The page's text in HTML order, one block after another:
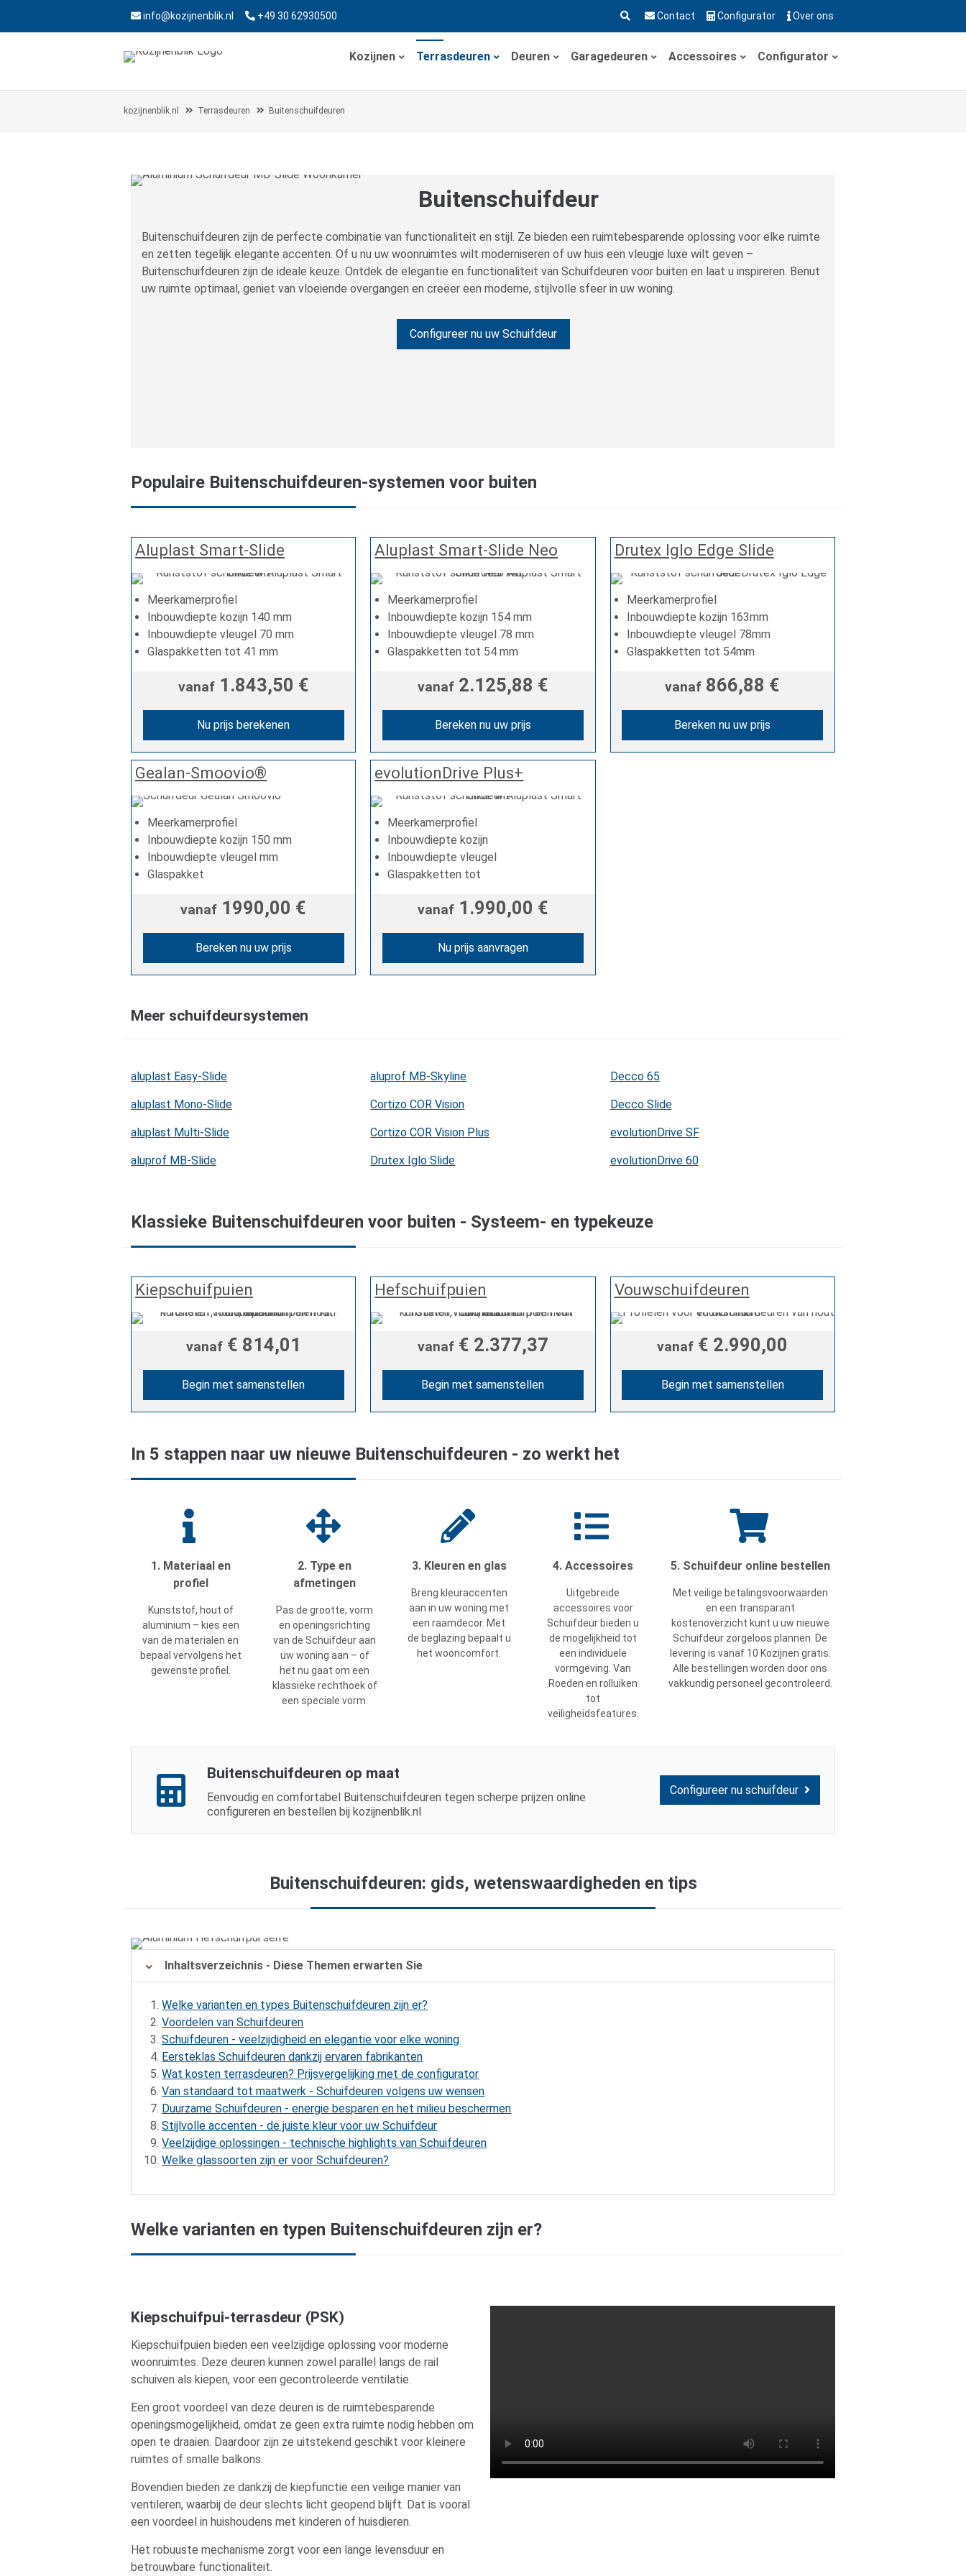
info@kozijnenblik.nl +49 30 62930500 Contact Configurator Over ons
Kozijnen Terrasdeuren Deuren Garagedeuren Accessoires Configurator
kozijnenblik.nl Terrasdeuren Buitenschuifdeuren
Buitenschuifdeur
Buitenschuifdeuren zijn de perfecte combinatie van functionaliteit en stijl. Ze bieden een ruimtebesparende oplossing voor elke ruimte
en zetten tegelijk elegante accenten. Of u nu uw woonruimtes wilt moderniseren of uw huis een vleugje luxe wilt geven –
Buitenschuifdeuren zijn de ideale keuze. Ontdek de elegantie en functionaliteit van Schuifdeuren voor buiten en laat u inspireren. Benut
uw ruimte optimaal, geniet van vloeiende overgangen en creëer een moderne, stijlvolle sfeer in uw woning.
Configureer nu uw Schuifdeur
Populaire Buitenschuifdeuren-systemen voor buiten
Aluplast Smart-Slide
Meerkamerprofiel
Inbouwdiepte kozijn 140 mm
Inbouwdiepte vleugel 70 mm
Glaspakketten tot 41 mm
vanaf1.843,50 €
Nu prijs berekenen
Aluplast Smart-Slide Neo
Meerkamerprofiel
Inbouwdiepte kozijn 154 mm
Inbouwdiepte vleugel 78 mm
Glaspakketten tot 54 mm
vanaf2.125,88 €
Bereken nu uw prijs
Drutex Iglo Edge Slide
Meerkamerprofiel
Inbouwdiepte kozijn 163mm
Inbouwdiepte vleugel 78mm
Glaspakketten tot 54mm
vanaf 866,88 €
Bereken nu uw prijs
Gealan-Smoovio®
Meerkamerprofiel
Inbouwdiepte kozijn 150 mm
Inbouwdiepte vleugel mm
Glaspakket
vanaf 1990,00 €
Bereken nu uw prijs
evolutionDrive Plus+
Meerkamerprofiel
Inbouwdiepte kozijn
Inbouwdiepte vleugel
Glaspakketten tot
vanaf1.990,00 €
Nu prijs aanvragen
Meer schuifdeursystemen
aluplast Easy-Slide
aluplast Mono-Slide
aluplast Multi-Slide
aluprof MB-Slide
aluprof MB-Skyline
Cortizo COR Vision
Cortizo COR Vision Plus
Drutex Iglo Slide
Decco 65
Decco Slide
evolutionDrive SF
evolutionDrive 60
Klassieke Buitenschuifdeuren voor buiten - Systeem- en typekeuze
Kiepschuifpuien
vanaf€ 814,01
Begin met samenstellen
Hefschuifpuien
vanaf€ 2.377,37
Begin met samenstellen
Vouwschuifdeuren
vanaf € 2.990,00
Begin met samenstellen
In 5 stappen naar uw nieuwe Buitenschuifdeuren - zo werkt het
1. Materiaal en
profiel
Kunststof, hout of
aluminium – kies een
van de materialen en
bepaal vervolgens het
gewenste profiel.
2. Type en
afmetingen
Pas de grootte, vorm
en openingsrichting
van de Schuifdeur aan
uw woning aan – of
het nu gaat om een
klassieke rechthoek of
een speciale vorm.
3. Kleuren en glas
Breng kleuraccenten
aan in uw woning met
een raamdecor. Met
de beglazing bepaalt u
het wooncomfort.
4. Accessoires
Uitgebreide
accessoires voor
Schuifdeur bieden u
de mogelijkheid tot
een individuele
vormgeving. Van
Roeden en rolluiken
tot
veiligheidsfeatures.
5. Schuifdeur online bestellen
Met veilige betalingsvoorwaarden
en een transparant
kostenoverzicht kunt u uw nieuwe
Schuifdeur zorgeloos plannen. De
levering is vanaf 10 Kozijnen gratis.
Alle bestellingen worden door ons
vakkundig personeel gecontroleerd.
Buitenschuifdeuren op maat
Eenvoudig en comfortabel Buitenschuifdeuren tegen scherpe prijzen online
configureren en bestellen bij kozijnenblik.nl
Configureer nu schuifdeur
Buitenschuifdeuren: gids, wetenswaardigheden en tips
Inhaltsverzeichnis - Diese Themen erwarten Sie
Welke varianten en types Buitenschuifdeuren zijn er?
Voordelen van Schuifdeuren
Schuifdeuren - veelzijdigheid en elegantie voor elke woning
Eersteklas Schuifdeuren dankzij ervaren fabrikanten
Wat kosten terrasdeuren? Prijsvergelijking met de configurator
Van standaard tot maatwerk - Schuifdeuren volgens uw wensen
Duurzame Schuifdeuren - energie besparen en het milieu beschermen
Stijlvolle accenten - de juiste kleur voor uw Schuifdeur
Veelzijdige oplossingen - technische highlights van Schuifdeuren
Welke glassoorten zijn er voor Schuifdeuren?
Welke varianten en typen Buitenschuifdeuren zijn er?
Kiepschuifpui-terrasdeur (PSK)
Kiepschuifpuien bieden een veelzijdige oplossing voor moderne
woonruimtes. Deze deuren kunnen zowel parallel langs de rail
schuiven als kiepen, voor een gecontroleerde ventilatie.
Een groot voordeel van deze deuren is de ruimtebesparende
openingsmogelijkheid, omdat ze geen extra ruimte nodig hebben om
open te draaien. Daardoor zijn ze uitstekend geschikt voor kleinere
ruimtes of smalle balkons.
Bovendien bieden ze dankzij de kiepfunctie een veilige manier van
ventileren, waarbij de deur slechts licht geopend blijft. Dat is vooral
een voordeel in huishoudens met kinderen of huisdieren.
Het robuuste mechanisme zorgt voor een lange levensduur en
betrouwbare functionaliteit.